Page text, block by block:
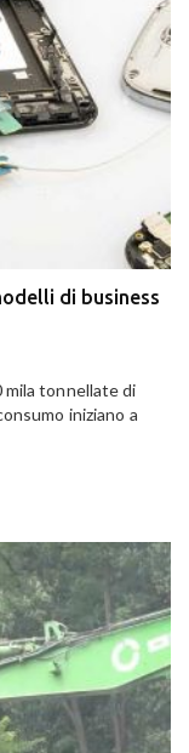
di business
mila tonnellate di
iniziano a